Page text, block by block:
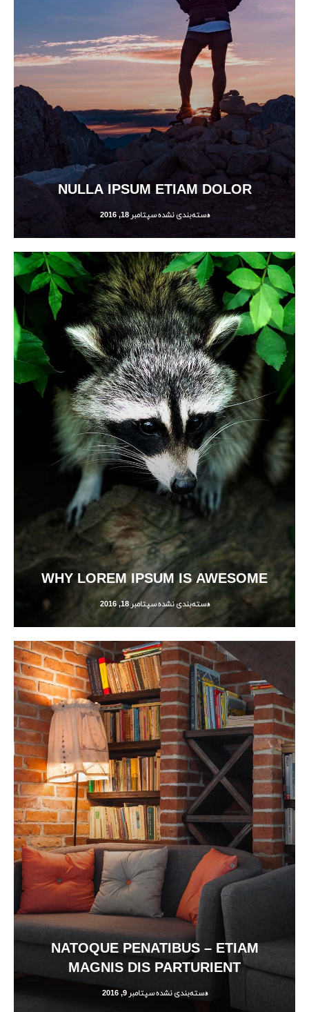
NULLA IPSUM ETIAM DOLOR
دسته‌بندی نشدهسپتامبر 18, 2016
WHY LOREM IPSUM IS AWESOME
دسته‌بندی نشدهسپتامبر 18, 2016
NATOQUE PENATIBUS – ETIAM
MAGNIS DIS PARTURIENT
دسته‌بندی نشدهسپتامبر 9, 2016